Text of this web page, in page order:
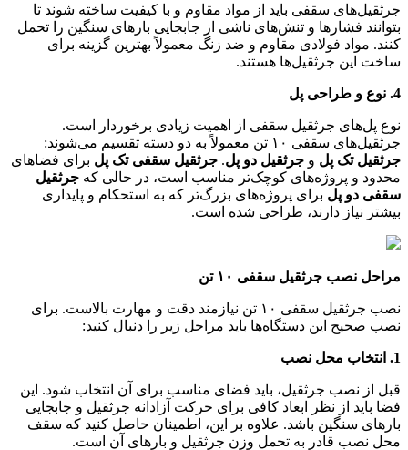
جرثقیل‌های سقفی باید از مواد مقاوم و با کیفیت ساخته شوند تا
بتوانند فشارها و تنش‌های ناشی از جابجایی بارهای سنگین را تحمل
کنند. مواد فولادی مقاوم و ضد زنگ معمولاً بهترین گزینه برای
ساخت این جرثقیل‌ها هستند.
4. نوع و طراحی پل
نوع پل‌های جرثقیل سقفی از اهمیت زیادی برخوردار است.
جرثقیل‌های سقفی ۱۰ تن معمولاً به دو دسته تقسیم می‌شوند:
جرثقیل تک پل و جرثقیل دو پل. جرثقیل سقفی تک پل برای فضاهای
محدود و پروژه‌های کوچک‌تر مناسب است، در حالی که جرثقیل
سقفی دو پل برای پروژه‌های بزرگ‌تر که به استحکام و پایداری
بیشتر نیاز دارند، طراحی شده است.
مراحل نصب جرثقیل سقفی ۱۰ تن
نصب جرثقیل سقفی ۱۰ تن نیازمند دقت و مهارت بالاست. برای
نصب صحیح این دستگاه‌ها باید مراحل زیر را دنبال کنید:
1. انتخاب محل نصب
قبل از نصب جرثقیل، باید فضای مناسب برای آن انتخاب شود. این
فضا باید از نظر ابعاد کافی برای حرکت آزادانه جرثقیل و جابجایی
بارهای سنگین باشد. علاوه بر این، اطمینان حاصل کنید که سقف
محل نصب قادر به تحمل وزن جرثقیل و بارهای آن است.